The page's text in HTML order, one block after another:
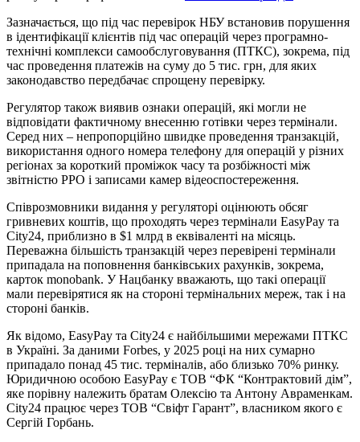
Зазначається, що під час перевірок НБУ встановив порушення
в ідентифікації клієнтів під час операцій через програмно-
технічні комплекси самообслуговування (ПТКС), зокрема, під
час проведення платежів на суму до 5 тис. грн, для яких
законодавство передбачає спрощену перевірку.
Регулятор також виявив ознаки операцій, які могли не
відповідати фактичному внесенню готівки через термінали.
Серед них – непропорційно швидке проведення транзакцій,
використання одного номера телефону для операцій у різних
регіонах за короткий проміжок часу та розбіжності між
звітністю РРО і записами камер відеоспостереження.
Співрозмовники видання у регуляторі оцінюють обсяг
гривневих коштів, що проходять через термінали EasyPay та
City24, приблизно в $1 млрд в еквіваленті на місяць.
Переважна більшість транзакцій через перевірені термінали
припадала на поповнення банківських рахунків, зокрема,
карток monobank. У Нацбанку вважають, що такі операції
мали перевірятися як на стороні термінальних мереж, так і на
стороні банків.
Як відомо, EasyPay та City24 є найбільшими мережами ПТКС
в Україні. За даними Forbes, у 2025 році на них сумарно
припадало понад 45 тис. терміналів, або близько 70% ринку.
Юридичною особою EasyPay є ТОВ “ФК “Контрактовий дім”,
яке порівну належить братам Олексію та Антону Авраменкам.
City24 працює через ТОВ “Свіфт Гарант”, власником якого є
Сергій Горбань.